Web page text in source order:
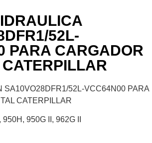
52L-
PARA CARGADOR
SA10VO28DFR1/52L-VCC64N00 PARA
CATERPILLAR
950G II, 962G II